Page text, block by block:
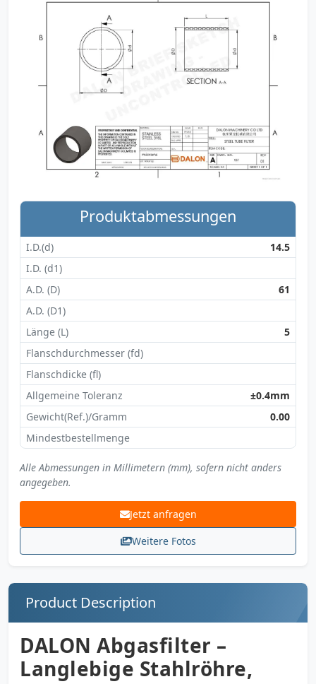
Produktabmessungen
I.D.(d)
14.5
I.D. (d1)
A.D. (D)
61
A.D. (D1)
Länge (L)
5
Flanschdurchmesser (fd)
Flanschdicke (fl)
Allgemeine Toleranz
±0.4mm
Gewicht(Ref.)/Gramm
0.00
Mindestbestellmenge
Alle Abmessungen in Millimetern (mm), sofern nicht anders
angegeben.
Jetzt anfragen
Weitere Fotos
Product Description
DALON Abgasfilter –
Langlebige Stahlröhre,